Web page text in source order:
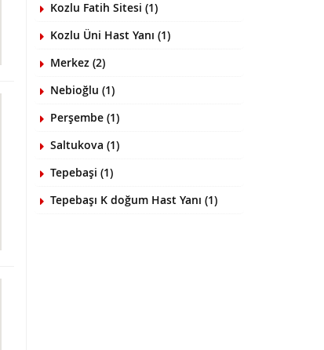
Kozlu Fatih Sitesi (1)
Kozlu Üni Hast Yanı (1)
Merkez (2)
Nebioğlu (1)
Perşembe (1)
Saltukova (1)
Tepebaşi (1)
Tepebaşı K doğum Hast Yanı (1)